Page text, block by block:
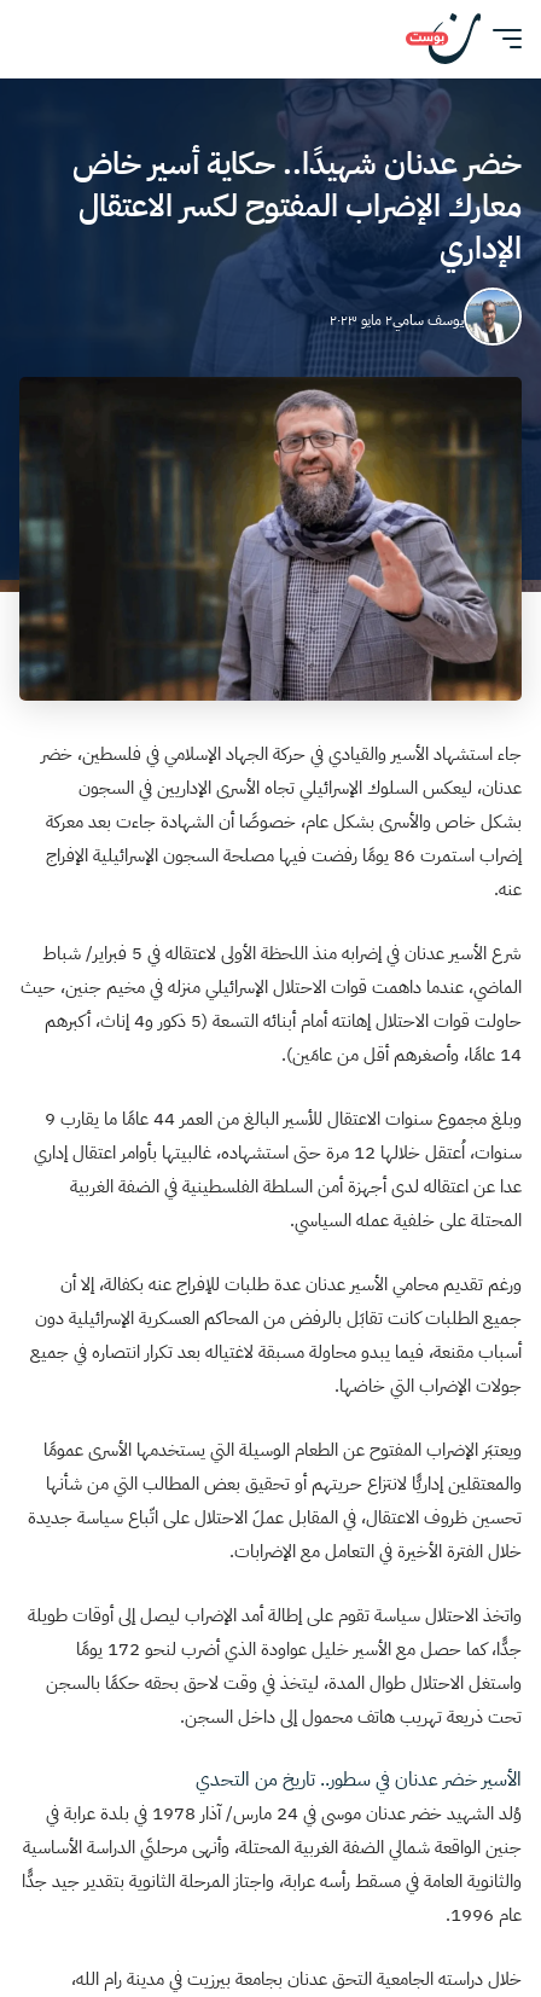
خضر عدنان شهيدًا.. حكاية أسير خاض
معارك الإضراب المفتوح لكسر الاعتقال
الإداري
يوسف سامي٢ مايو ٢٠٢٣
جاء استشهاد الأسير والقيادي في حركة الجهاد الإسلامي في فلسطين، خضر
عدنان، ليعكس السلوك الإسرائيلي تجاه الأسرى الإداريين في السجون
بشكل خاص والأسرى بشكل عام، خصوصًا أن الشهادة جاءت بعد معركة
إضراب استمرت 86 يومًا رفضت فيها مصلحة السجون الإسرائيلية الإفراج
عنه.
شرع الأسير عدنان في إضرابه منذ اللحظة الأولى لاعتقاله في 5 فبراير/ شباط
الماضي، عندما داهمت قوات الاحتلال الإسرائيلي منزله في مخيم جنين، حيث
حاولت قوات الاحتلال إهانته أمام أبنائه التسعة (5 ذكور و4 إناث، أكبرهم
14 عامًا، وأصغرهم أقل من عامَين).
وبلغ مجموع سنوات الاعتقال للأسير البالغ من العمر 44 عامًا ما يقارب 9
سنوات، اُعتقل خلالها 12 مرة حتى استشهاده، غالبيتها بأوامر اعتقال إداري
عدا عن اعتقاله لدى أجهزة أمن السلطة الفلسطينية في الضفة الغربية
المحتلة على خلفية عمله السياسي.
ورغم تقديم محامي الأسير عدنان عدة طلبات للإفراج عنه بكفالة، إلا أن
جميع الطلبات كانت تقابَل بالرفض من المحاكم العسكرية الإسرائيلية دون
أسباب مقنعة، فيما يبدو محاولة مسبقة لاغتياله بعد تكرار انتصاره في جميع
جولات الإضراب التي خاضها.
ويعتبَر الإضراب المفتوح عن الطعام الوسيلة التي يستخدمها الأسرى عمومًا
والمعتقلين إداريًّا لانتزاع حريتهم أو تحقيق بعض المطالب التي من شأنها
تحسين ظروف الاعتقال، في المقابل عملَ الاحتلال على اتّباع سياسة جديدة
خلال الفترة الأخيرة في التعامل مع الإضرابات.
واتخذ الاحتلال سياسة تقوم على إطالة أمد الإضراب ليصل إلى أوقات طويلة
جدًّا، كما حصل مع الأسير خليل عواودة الذي أضرب لنحو 172 يومًا
واستغل الاحتلال طوال المدة، ليتخذ في وقت لاحق بحقه حكمًا بالسجن
تحت ذريعة تهريب هاتف محمول إلى داخل السجن.
الأسير خضر عدنان في سطور.. تاريخ من التحدي
وُلد الشهيد خضر عدنان موسى في 24 مارس/ آذار 1978 في بلدة عرابة في
جنين الواقعة شمالي الضفة الغربية المحتلة، وأنهى مرحلتَي الدراسة الأساسية
والثانوية العامة في مسقط رأسه عرابة، واجتاز المرحلة الثانوية بتقدير جيد جدًّا
عام 1996.
خلال دراسته الجامعية التحق عدنان بجامعة بيرزيت في مدينة رام الله،